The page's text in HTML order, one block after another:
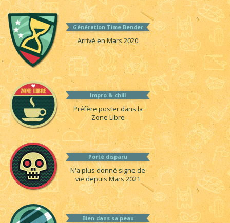
Génération Time Bender
Arrivé en Mars 2020
Impro & chill
Préfère poster dans la
Zone Libre
Porté disparu
N'a plus donné signe de
vie depuis Mars 2021
Bien dans sa peau